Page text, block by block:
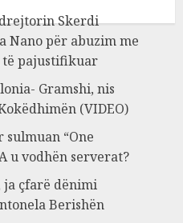
Skerdi
Nano për abuzim me
pajustifikuar
Gramshi, nis
(VIDEO)
sulmuan “One
u vodhën serverat?
çfarë dënimi
Berishën